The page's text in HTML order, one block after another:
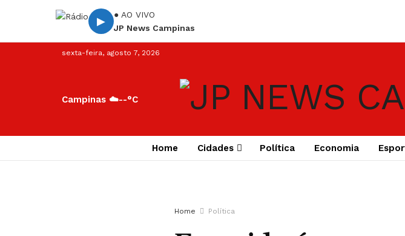
▶
● AO VIVO
JP News Campinas
sexta-feira, agosto 7, 2026
Campinas ☁️--°C
Home Cidades Política Economia
Home Política